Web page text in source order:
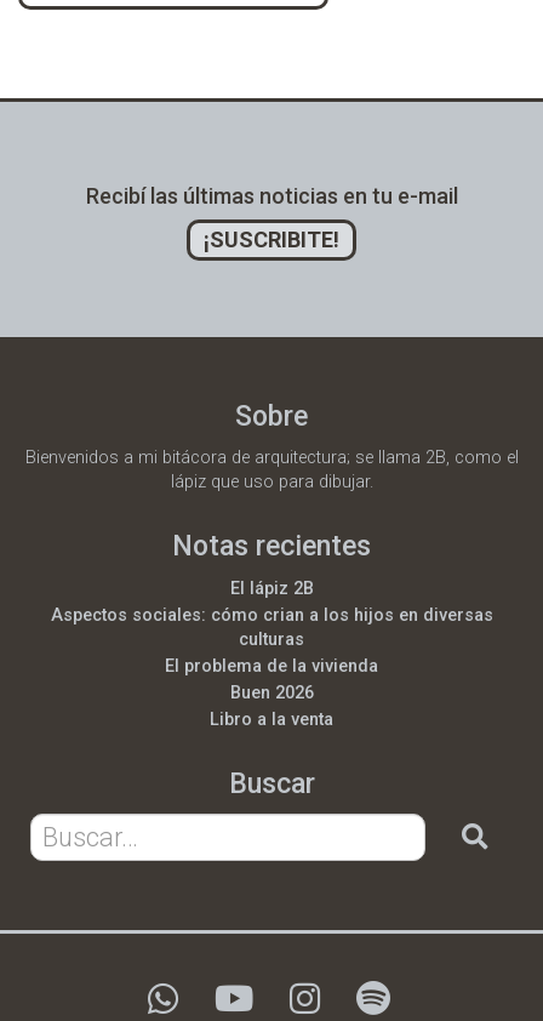
Recibí las últimas noticias en tu e-mail
¡SUSCRIBITE!
Sobre
Bienvenidos a mi bitácora de arquitectura; se llama 2B, como el
lápiz que uso para dibujar.
Notas recientes
El lápiz 2B
Aspectos sociales: cómo crian a los hijos en diversas
culturas
El problema de la vivienda
Buen 2026
Libro a la venta
Buscar